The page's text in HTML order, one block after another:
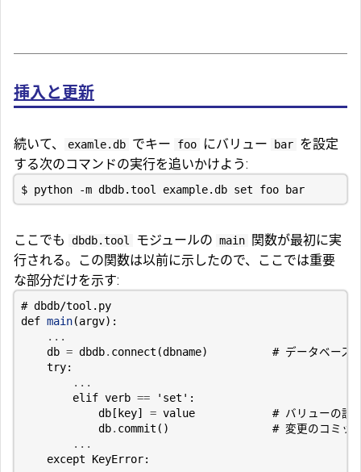
挿入と更新
続いて、 examle.db でキー foo にバリュー bar を設定
する次のコマンドの実行を追いかけよう:
$ python -m dbdb.tool example.db set
ここでも dbdb.tool モジュールの main
関数が最初に実
行される。この関数は以前に示したので、ここでは重要
な部分だけを示す:
# dbdb/tool.py
def main(argv):
...
db = dbdb. connect (dbname)
# データベース
try:
...
elif verb == 'set' :
db [ key] = value
# バリューの設
db. commit ()
# 変更のコミッ
...
except
KeyError: